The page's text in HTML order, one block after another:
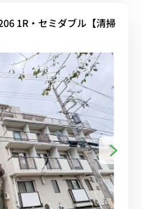
1R・セミダブル【清掃